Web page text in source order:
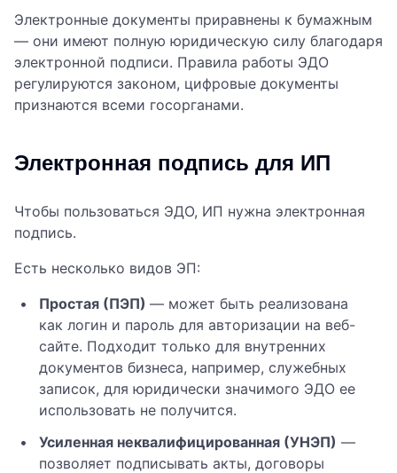
Электронные документы приравнены к бумажным
— они имеют полную юридическую силу благодаря
электронной подписи. Правила работы ЭДО
регулируются законом, цифровые документы
признаются всеми госорганами.
Электронная подпись для ИП
Чтобы пользоваться ЭДО, ИП нужна электронная
подпись.
Есть несколько видов ЭП:
Простая (ПЭП) — может быть реализована
как логин и пароль для авторизации на веб-
сайте. Подходит только для внутренних
документов бизнеса, например, служебных
записок, для юридически значимого ЭДО ее
использовать не получится.
Усиленная неквалифицированная (УНЭП) —
позволяет подписывать акты, договоры